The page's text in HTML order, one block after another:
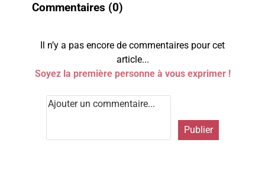
Commentaires (0)
Il n’y a pas encore de commentaires pour cet
article...
Soyez la première personne à vous exprimer !
Publier